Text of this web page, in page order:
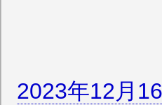
2023年12月